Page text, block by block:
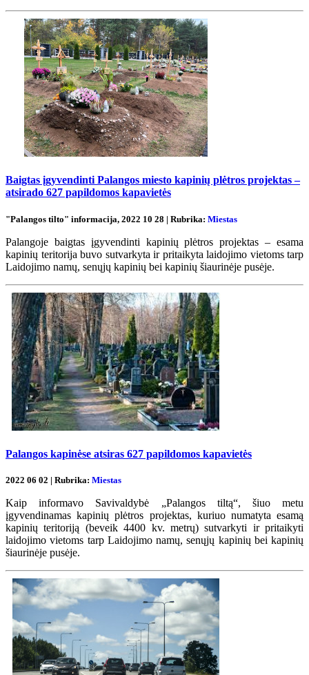
Baigtas įgyvendinti Palangos miesto kapinių plėtros projektas –
atsirado 627 papildomos kapavietės
"Palangos tilto" informacija, 2022 10 28 | Rubrika: Miestas
Palangoje baigtas įgyvendinti kapinių plėtros projektas – esama
kapinių teritorija buvo sutvarkyta ir pritaikyta laidojimo vietoms tarp
Laidojimo namų, senųjų kapinių bei kapinių šiaurinėje pusėje.
Palangos kapinėse atsiras 627 papildomos kapavietės
2022 06 02 | Rubrika: Miestas
Kaip informavo Savivaldybė „Palangos tiltą“, šiuo metu
įgyvendinamas kapinių plėtros projektas, kuriuo numatyta esamą
kapinių teritoriją (beveik 4400 kv. metrų) sutvarkyti ir pritaikyti
laidojimo vietoms tarp Laidojimo namų, senųjų kapinių bei kapinių
šiaurinėje pusėje.